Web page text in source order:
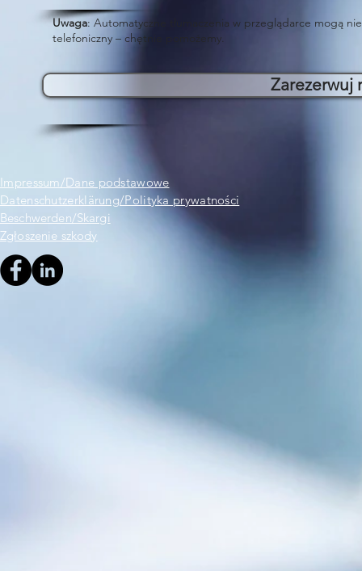
Uwaga: Automatyczne tłumaczenia w przeglądarce mogą
telefoniczny – chętnie pomożemy.
Zarezerwuj
Impressum/Dane podstawowe
Datenschutzerklärung/Polityka prywatności
Beschwerden/Skargi
Zgłoszenie szkody